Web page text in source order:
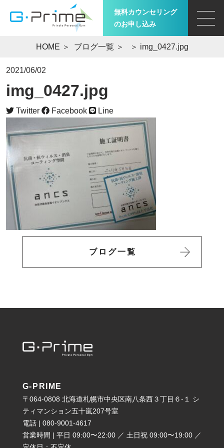
無料カウンセリング
のお申し込み
HOME ＞ ブログ一覧 ＞ ＞ img_0427.jpg
2021/06/02
img_0427.jpg
Twitter Facebook Line
ブログ一覧
G-PRIME
〒064-0808 北海道札幌市中央区南八条西３丁目６-１ シ
ティマンション五十嵐207号室
電話 | 080-9001-4617
営業時間 | 平日 09:00〜22:00 ／ 土日祝 09:00〜19:00 ／